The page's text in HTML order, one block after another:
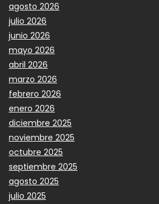
agosto 2026
julio 2026
junio 2026
mayo 2026
abril 2026
marzo 2026
febrero 2026
enero 2026
diciembre 2025
noviembre 2025
octubre 2025
septiembre 2025
agosto 2025
julio 2025